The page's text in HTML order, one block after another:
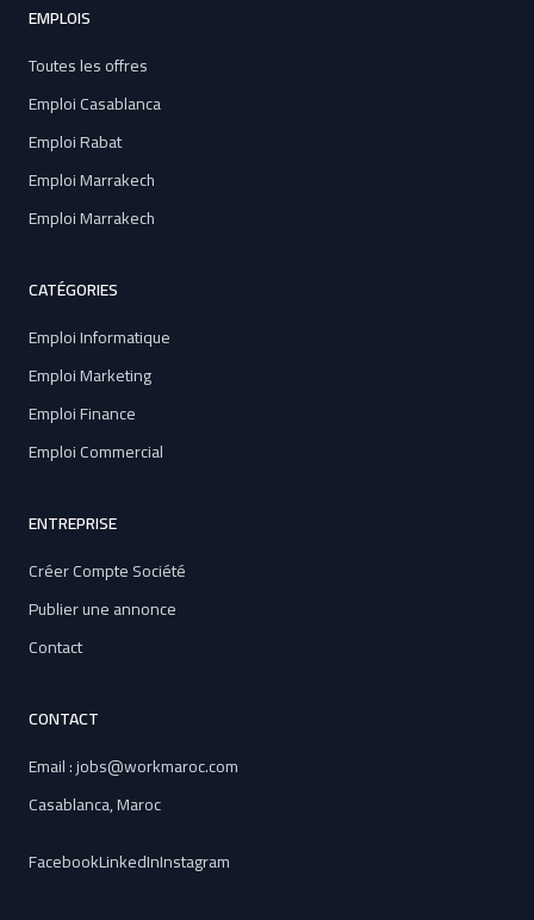
EMPLOIS
Toutes les offres
Emploi Casablanca
Emploi Rabat
Emploi Marrakech
Emploi Marrakech
CATÉGORIES
Emploi Informatique
Emploi Marketing
Emploi Finance
Emploi Commercial
ENTREPRISE
Créer Compte Société
Publier une annonce
Contact
CONTACT
Email : jobs@workmaroc.com
Casablanca, Maroc
FacebookLinkedInInstagram